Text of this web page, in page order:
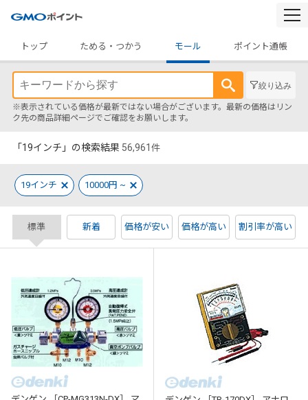
トップ
ためる・つかう モール ポイント通帳
絞り込み
※表示されている価格が最新ではない場合がございます。最新の価格はリン
ク先の商品詳細ページでご確認をお願いします。
「19インチ」の検索結果 56,961 件
19インチ 10000円 ~
標準 新着 価格が安い 価格が高い 割引率が高い